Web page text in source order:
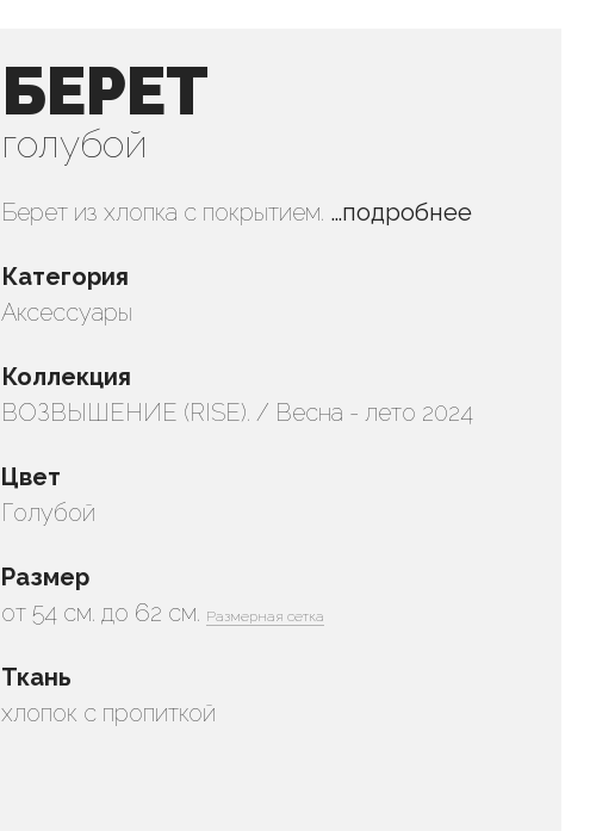
БЕРЕТ
голубой
Берет из хлопка с покрытием. …подробнее
Категория
Аксессуары
Коллекция
ВОЗВЫШЕНИЕ (RISE). / Весна - лето 2024
Цвет
Голубой
Размер
от 54 см. до 62 см. Размерная сетка
Ткань
хлопок с пропиткой